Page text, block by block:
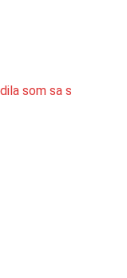
som sa s